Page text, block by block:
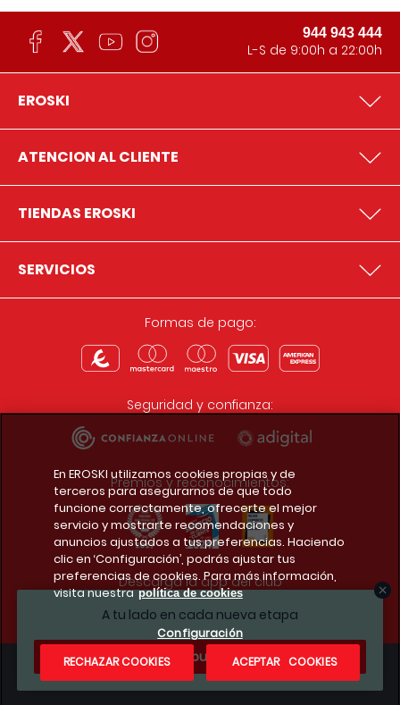
A tu lado en cada nueva etapa
¿Te apuntas?
944 943 444
L-S de 9:00h a 22:00h
EROSKI
ATENCION AL CLIENTE
TIENDAS EROSKI
SERVICIOS
Formas de pago:
Seguridad y confianza:
Premios y reconocimientos:
Descarga la app del club
Condiciones legales
En EROSKI utilizamos cookies propias y de
terceros para asegurarnos de que todo
funcione correctamente, ofrecerte el mejor
servicio y mostrarte recomendaciones y
anuncios ajustados a tus preferencias. Haciendo
clic en ‘Configuración’, podrás ajustar tus
preferencias de cookies. Para más información,
visita nuestra política de cookies
Configuración
RECHAZAR COOKIES
ACEPTAR COOKIES